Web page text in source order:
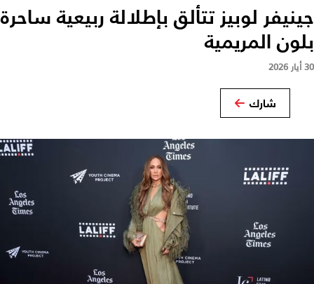
جينيفر لوبيز تتألق بإطلالة ربيعية ساحرة
بلون المريمية
30 أيار 2026
شارك